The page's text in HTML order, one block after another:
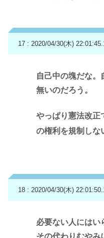
17 : 2020/04/30(木)
自己中の塊だな。
無いのだろう。
やっぱり憲法改正
の権利を規制しな
18 : 2020/04/30(木)
必要ない人にはい
その代わりむやみ